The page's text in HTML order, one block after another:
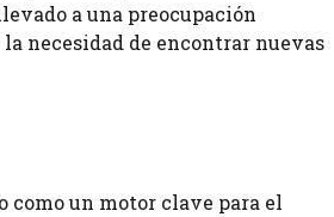
a una preocupación
necesidad de encontrar nuevas
un motor clave para el